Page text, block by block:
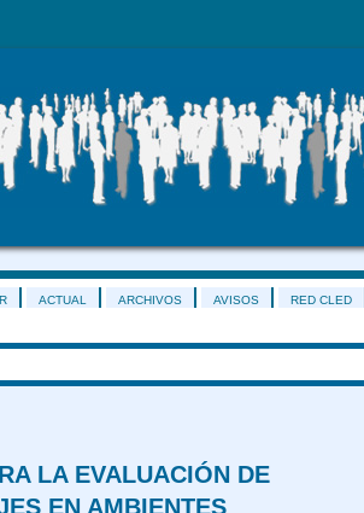
ACTUAL ARCHIVOS AVISOS RED CLED
LA EVALUACIÓN DE
EN AMBIENTES